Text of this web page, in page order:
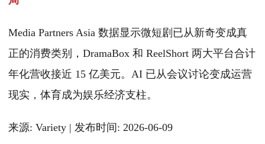
Media Partners Asia 数据显示微短剧已从新奇变成真
正的消费类别，DramaBox 和 ReelShort 两大平台合计
年化营收接近 15 亿美元。AI 已从会议讨论变成运营
现实，体育成为娱乐经济支柱。
来源: Variety | 发布时间: 2026-06-09